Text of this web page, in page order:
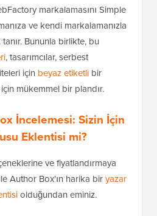
markalamasını Simple
ve kendi markalamanızla
Bununla birlikte, bu
, tasarımcılar, serbest
için beyaz etiketli bir
mükemmel bir plandır.
İncelemesi: Sizin İçin
Eklentisi mi?
ve fiyatlandırmaya
Author Box'ın harika biryazar
olduğundan eminiz.